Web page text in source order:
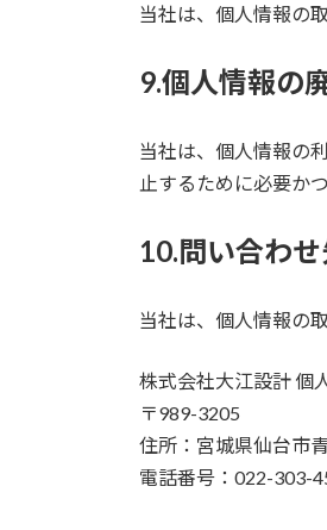
当社は、個人情報の
9.個人情報の
当社は、個人情報の
止するために必要か
10.問い合わせ
当社は、個人情報の
株式会社大江設計 個
〒989-3205
住所：宮城県仙台市
電話番号：022-303-